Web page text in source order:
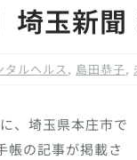
埼玉新
タルヘルス, 島田恭子,
、埼玉県本庄市で
帳の記事が掲載さ